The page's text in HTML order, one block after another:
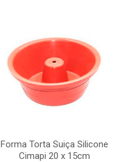
Forma Torta Suiça Silicone
Cimapi 20 x 15cm